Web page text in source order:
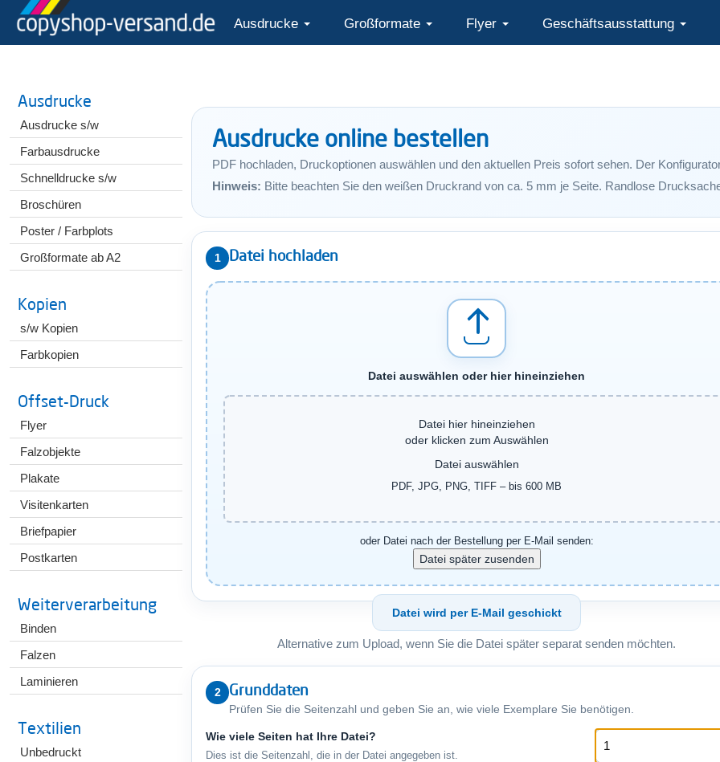
Ausdrucke Großformate Flyer Geschäftsausstattung
Ausdrucke
Ausdrucke s/w
Farbausdrucke
Schnelldrucke s/w
Broschüren
Poster / Farbplots
Großformate ab A2
Kopien
s/w Kopien
Farbkopien
Offset-Druck
Flyer
Falzobjekte
Plakate
Visitenkarten
Briefpapier
Postkarten
Weiterverarbeitung
Binden
Falzen
Laminieren
Textilien
Unbedruckt
Ausdrucke online bestellen
PDF hochladen, Druckoptionen auswählen und den aktuellen Preis sofort sehen. Der
Hinweis: Bitte beachten Sie den weißen Druckrand von ca. 5 mm je Seite. Randlose
1 Datei hochladen
Datei auswählen oder hier hineinziehen
Datei hier hineinziehen
oder klicken zum Auswählen
Datei auswählen
PDF, JPG, PNG, TIFF – bis 600 MB
oder Datei nach der Bestellung per E-Mail senden:
Datei wird per E-Mail geschickt
Alternative zum Upload, wenn Sie die Datei später separat senden möchten.
2 Grunddaten
Prüfen Sie die Seitenzahl und geben Sie an, wie viele Exemplare Sie benötigen.
Wie viele Seiten hat Ihre Datei?
Dies ist die Seitenzahl, die in der Datei angegeben ist.